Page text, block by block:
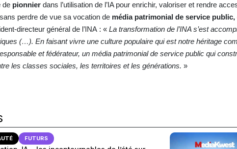
de pionnier dans l’utilisation de l’IA pour enrichir, valoriser et rendre
perdre de vue sa vocation de média patrimonial de service public,
directeur général de l’INA : «La transformation de l’INA s’est
(…). En faisant vivre une culture populaire qui est notre héritage
et fédérateur, un média patrimonial de service public qui
les classes sociales, les territoires et les générations. »
FUTURS